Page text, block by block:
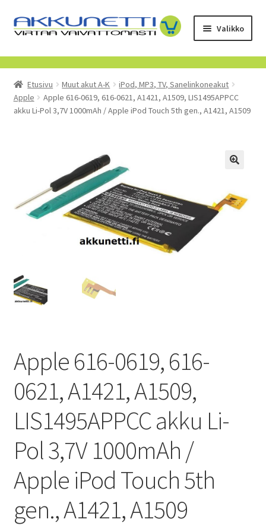
Siirry
navigointiin
Siirry
sisältöön
Valikko
Kauppa
Tietoa meistä
POISTUVAT TUOTTEET
Etusivu Muut akut A-K
iPod, MP3, TV, Sanelinkoneakut
Apple
Apple 616-0619, 616-0621, A1421, A1509, LIS1495APPCC
akku Li-Pol 3,7V 1000mAh / Apple iPod Touch 5th gen., A1421, A1509
Apple 616-0619, 616-
0621, A1421, A1509,
LIS1495APPCC akku Li-
Pol 3,7V 1000mAh /
Apple iPod Touch 5th
gen., A1421, A1509